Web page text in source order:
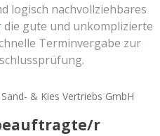
logisch nachvollziehbares
die gute und unkomplizierte
Terminvergabe zur
& Kies Vertriebs GmbH
r